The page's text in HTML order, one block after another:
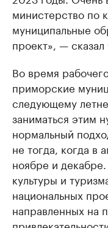
министерство по
муниципальные
проект», — сказал
Во время
приморские
следующему
заниматься этим
нормальный
не тогда, когда в
ноябре и
культуры и
национальных
направленных на